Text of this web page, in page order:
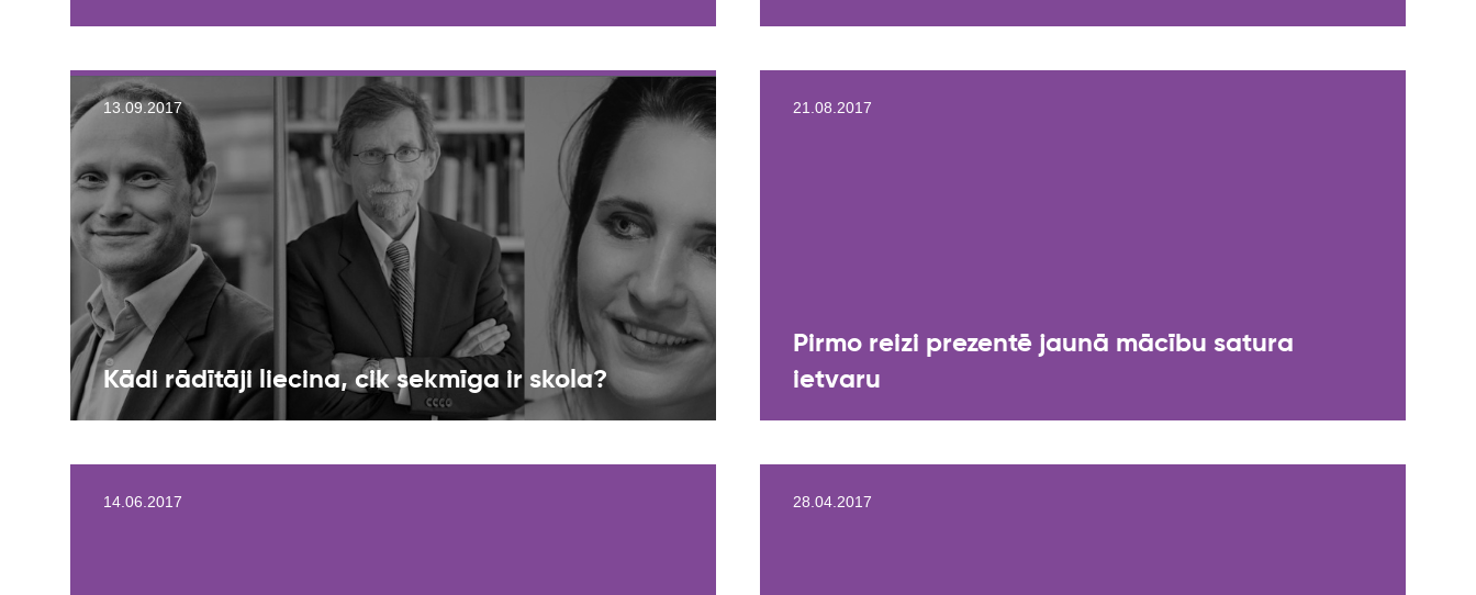
13.09.2017
Kādi rādītāji liecina, cik sekmīga ir skola?
21.08.2017
Pirmo reizi prezentē jaunā mācību satura
ietvaru
14.06.2017 28.04.2017